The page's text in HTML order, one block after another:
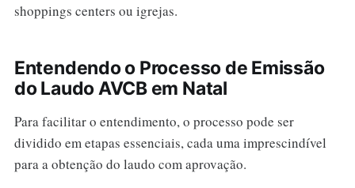
shoppings centers ou igrejas.
Entendendo o Processo de Emissão
do Laudo AVCB em Natal
Para facilitar o entendimento, o processo pode ser
dividido em etapas essenciais, cada uma imprescindível
para a obtenção do laudo com aprovação.